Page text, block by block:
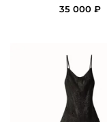
35 000 ₽